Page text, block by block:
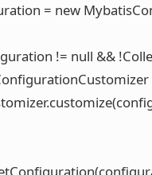
= new
!= null &&